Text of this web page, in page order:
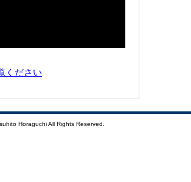
ください
Horaguchi All Rights Reserved.